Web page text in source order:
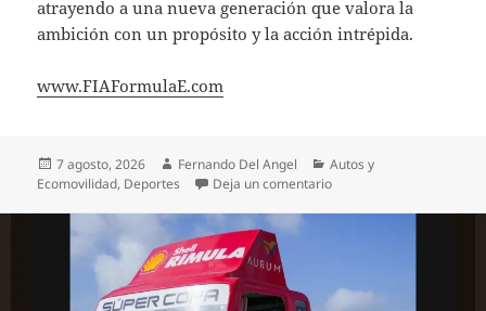
atrayendo a una nueva generación que valora la
ambición con un propósito y la acción intrépida.
www.FIAFormulaE.com
Publicado
el
7 agosto, 2026 Autor
Fernando Del Angel Categorías
Autos y
Ecomovilidad, Deportes Deja un comentarioen ​Formula E anuncia a